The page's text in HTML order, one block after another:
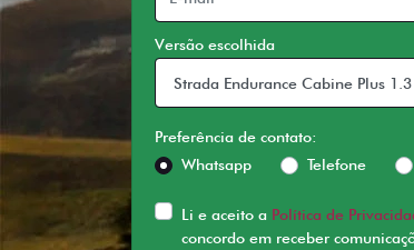
Versão escolhida
Preferência de contato:
Whatsapp
Telefone
Li e aceito a Política de
concordo em receber